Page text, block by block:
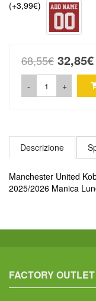
(+3,99€)
68,55€ 32,85€
- +
Descrizione
Manchester United
2025/2026 Manica
FACTORY